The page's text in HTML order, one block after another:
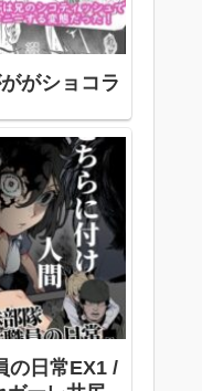
がショコラ
の日常EX1 /